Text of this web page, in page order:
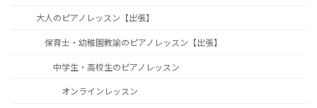
大人のピアノレッスン【出張】
保育士・幼稚園教諭のピアノレッスン【出張】
中学生・高校生のピアノレッスン
オンラインレッスン